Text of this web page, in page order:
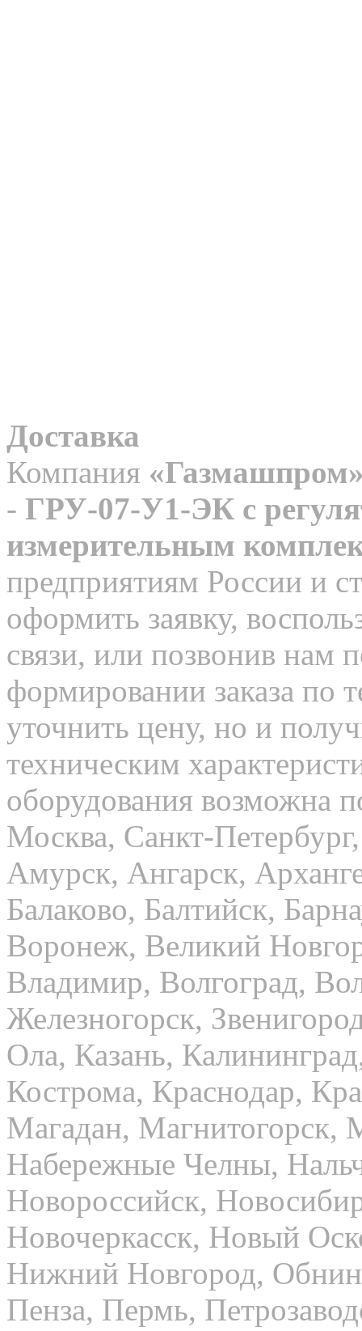
Доставка
Компания
- ГРУ-07-У1-ЭК с
измерительным
предприятиям России и
оформить заявку,
связи, или позвонив нам
формировании заказа по
уточнить цену, но и
техническим
оборудования возможна
Москва, Санкт-
Амурск, Ангарск,
Балаково, Балтийск,
Воронеж, Великий
Владимир, Волгоград,
Железногорск,
Ола, Казань,
Кострома, Краснодар,
Магадан,
Набережные Челны,
Новороссийск,
Новочеркасск, Новый
Нижний Новгород,
Пенза, Пермь,